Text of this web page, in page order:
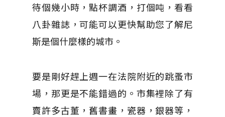
待個幾小時，點杯調酒，打個吨，看看
八卦雜誌，可能可以更快幫助您了解尼
斯是個什麼樣的城市。
要是剛好趕上週一在法院附近的跳蚤市
場，那更是不能錯過的。市集裡除了有
賣許多古董，舊書畫，瓷器，銀器等，